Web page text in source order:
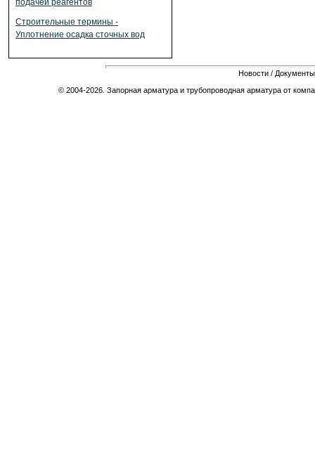
подачей реагентов
Строительные термины -
Уплотнение осадка сточных вод
Новости / Документы
© 2004-2026. Запорная арматура и трубопроводная арматура от